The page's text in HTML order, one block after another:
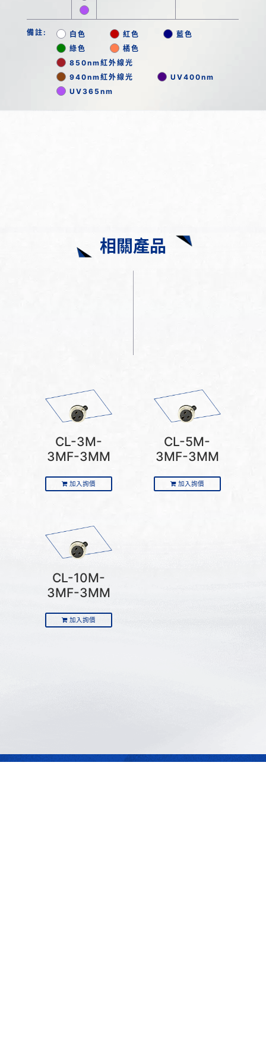
備註: 白色 紅色
藍色
綠色
橘色
850nm紅外線光
940nm紅外線光
UV400nm
UV365nm
相關產品
CL-3M-
3MF-3MM
加入詢價
CL-5M-
3MF-3MM
加入詢價
CL-10M-
3MF-3MM
加入詢價